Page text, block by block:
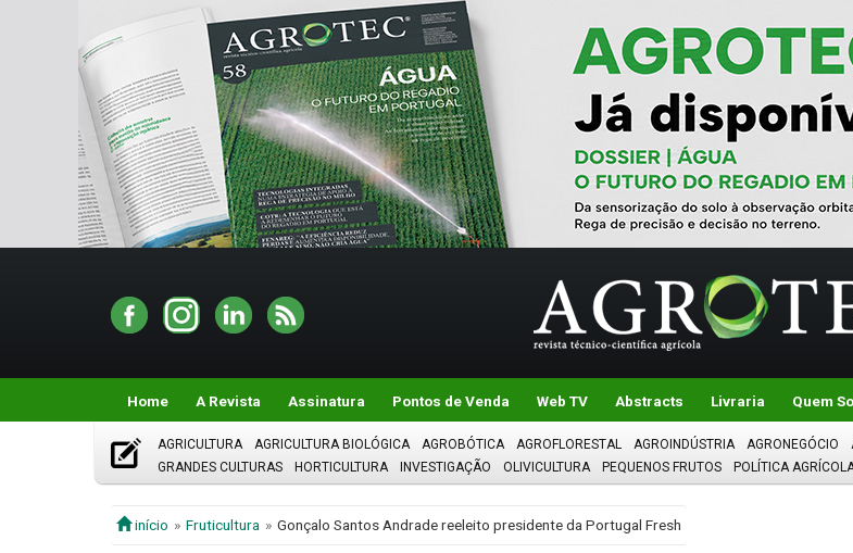
Home A Revista Assinatura Pontos de Venda Web TV Abstracts Livraria Quem
AGRICULTURA AGRICULTURA BIOLÓGICA AGROBÓTICA AGROFLORESTAL AGROINDÚSTRIA AGRONEGÓCIO
GRANDES CULTURAS
HORTICULTURA INVESTIGAÇÃO OLIVICULTURA PEQUENOS FRUTOS POLÍTICA
início Fruticultura Gonçalo Santos Andrade reeleito presidente da Portugal Fresh